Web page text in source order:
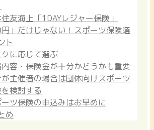
友海上「1DAYレジャー保険」
円」だけじゃない！スポーツ保険選
ト
クに応じて選ぶ
容・保険金が十分かどうかも重要
が主催者の場合は団体向けスポーツ
検討する
ーツ保険の申込みはお早めに
め